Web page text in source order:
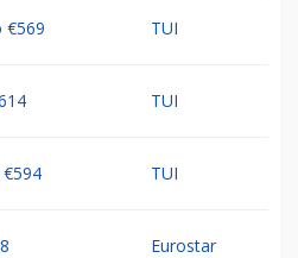
€569 TUI
TUI
TUI
Eurostar